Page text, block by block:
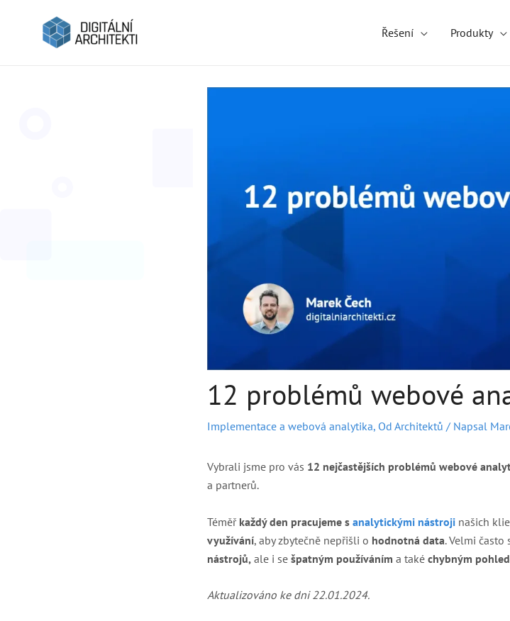
Řešení Produkty
12 problémů webové
Implementace a webová analytika, Od Architektů / Napsal
Vybrali jsme pro vás 12 nejčastějších problémů webové
a partnerů.
Téměř každý den pracujeme s analytickými nástroji našich
využívání, aby zbytečně nepřišli o hodnotná data. Velmi často
nástrojů, ale i se špatným používáním a také chybným
Aktualizováno ke dni 22.01.2024.